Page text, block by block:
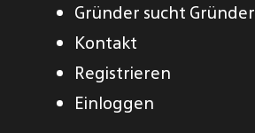
Gründer sucht Gründer
Kontakt
Registrieren
Einloggen